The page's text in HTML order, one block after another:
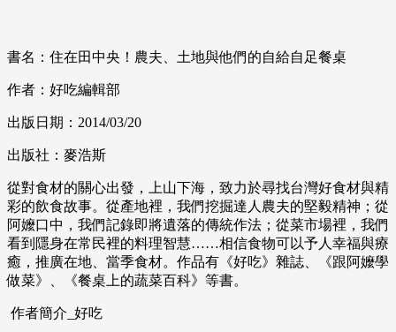
書名：住在田中央！農夫、土地與他們的自給自足餐桌
作者：好吃編輯部
出版日期：2014/03/20
出版社：麥浩斯
從對食材的關心出發，上山下海，致力於尋找台灣好食材與精
彩的飲食故事。從產地裡，我們挖掘達人農夫的堅毅精神；從
阿嬤口中，我們記錄即將遺落的傳統作法；從菜市場裡，我們
看到隱身在常民裡的料理智慧……相信食物可以予人幸福與療
癒，推廣在地、當季食材。作品有《好吃》雜誌、《跟阿嬤學
做菜》、《餐桌上的蔬菜百科》等書。
作者簡介_好吃